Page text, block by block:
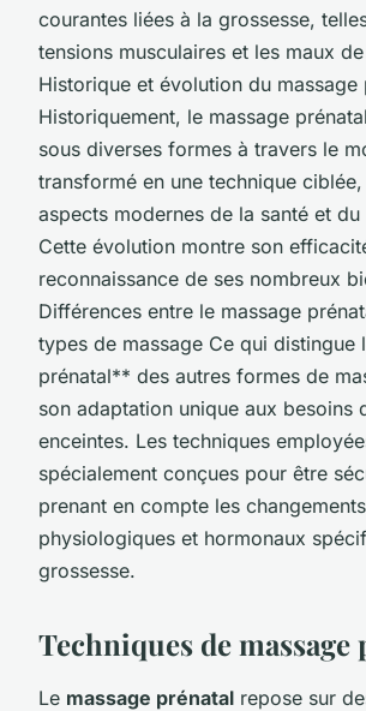
courantes liées à la grossesse,
tensions musculaires et les maux
Historique et évolution du massage
Historiquement, le massage
sous diverses formes à travers le
transformé en une technique
aspects modernes de la santé et
Cette évolution montre son
reconnaissance de ses nombreux
Différences entre le massage
types de massage Ce qui distingue
prénatal** des autres formes de
son adaptation unique aux besoins
enceintes. Les techniques
spécialement conçues pour être
prenant en compte les changements
physiologiques et hormonaux
grossesse.
Techniques de massage
Le massage prénatal repose sur